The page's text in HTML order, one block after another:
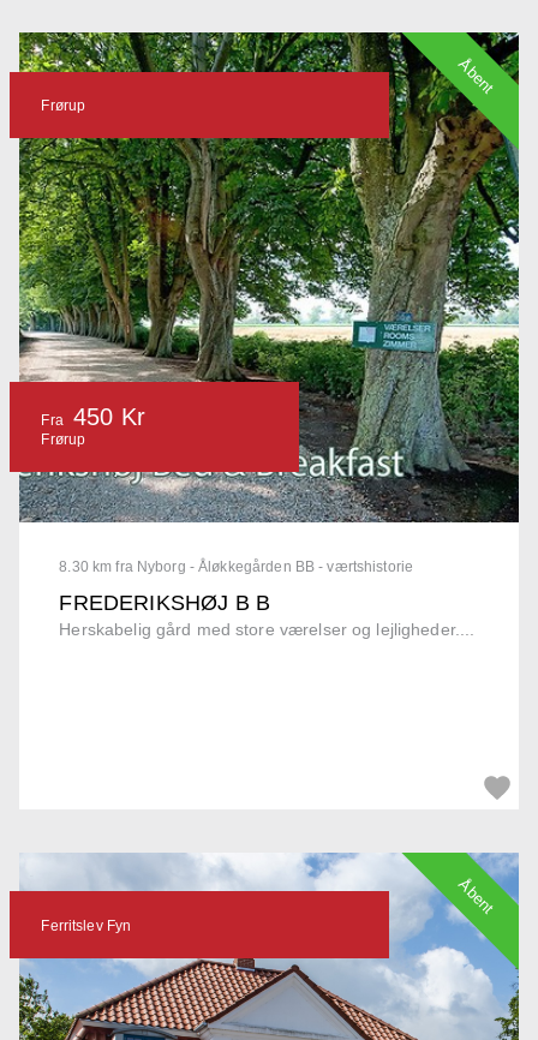
8.30 km fra Nyborg - Åløkkegården BB - værtshistorie
FREDERIKSHØJ B B
Herskabelig gård med store værelser og lejligheder....
Frørup
Fra 450 Kr
Frørup
Åbent
Ferritslev Fyn
Åbent